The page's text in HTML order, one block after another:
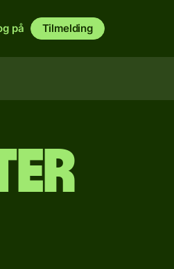
på Tilmelding